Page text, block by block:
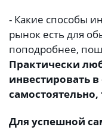
- Какие способы
рынок есть для
поподробнее,
Практически
инвестировать
Для успешной